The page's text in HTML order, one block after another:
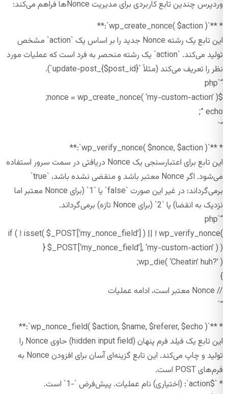
وردپرس چندین تابع کاربردی برای مدیریت Nonceها فراهم می‌کند:
* **`wp_create_nonce( $action )`:**
این تابع یک رشته Nonce جدید را بر اساس یک `action` مشخص
تولید می‌کند. `action` یک رشته منحصر به فرد است که عملیات مورد
نظر را تعریف می‌کند (مثلاً `update-post_{$post_id}`).
“`php
$nonce = wp_create_nonce( ‘my-custom-action’ );
echo ”;
“`
* **`wp_verify_nonce( $nonce, $action )`:**
این تابع برای اعتبارسنجی یک Nonce دریافتی در سمت سرور استفاده
می‌شود. اگر Nonce معتبر باشد و منقضی نشده باشد، `true`
برمی‌گرداند؛ در غیر این صورت `false` یا `1` (برای Nonce معتبر اما
نزدیک به انقضا) یا `2` (برای Nonce تازه) برمی‌گرداند.
“`php
if ( ! isset( $_POST[‘my_nonce_field’] ) || ! wp_verify_nonce(
$_POST[‘my_nonce_field’], ‘my-custom-action’ ) ) {
wp_die( ‘Cheatin’ huh?’ );
}
// Nonce معتبر است، ادامه عملیات
“`
* **`wp_nonce_field( $action, $name, $referer, $echo )`:**
این تابع یک فیلد فرم پنهان (hidden input field) حاوی Nonce را
تولید و چاپ می‌کند. این تابع گزینه‌ای آسان برای افزودن Nonce به
فرم‌های POST است.
* `$action`: (اختیاری) نام عملیات. پیش‌فرض `-1` است.